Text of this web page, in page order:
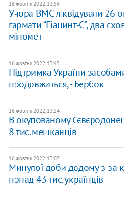
16 жовтня 2022, 13:56
​Учора ВМС ліквідували 26
гармати “Гіацинт-С”, два
міномет
16 жовтня 2022, 13:45
Підтримка України
продовжиться, - Бербок
16 жовтня 2022, 13:24
В окупованому
8 тис. мешканців
16 жовтня 2022, 13:07
​Минулої доби додому з-за
понад 43 тис. українців